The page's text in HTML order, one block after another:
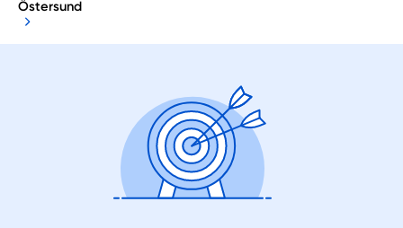
Östersund